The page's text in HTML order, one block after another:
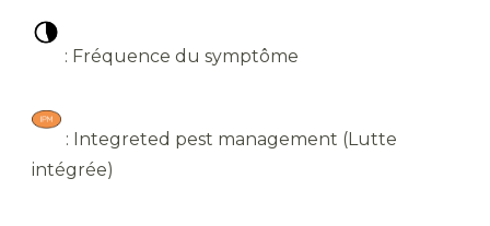
: Fréquence du symptôme
: Integreted pest management (Lutte
intégrée)